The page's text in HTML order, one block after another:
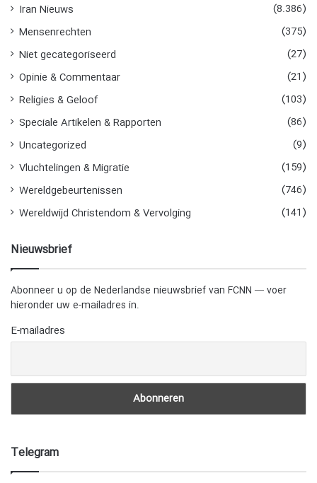
Iran Nieuws
(8.386)
Mensenrechten
(375)
Niet gecategoriseerd
(27)
Opinie & Commentaar
(21)
Religies & Geloof
(103)
Speciale Artikelen & Rapporten
(86)
Uncategorized
(9)
Vluchtelingen & Migratie
(159)
Wereldgebeurtenissen
(746)
Wereldwijd Christendom & Vervolging
(141)
Nieuwsbrief
Abonneer u op de Nederlandse nieuwsbrief van FCNN — voer
hieronder uw e-mailadres in.
E-mailadres
Telegram